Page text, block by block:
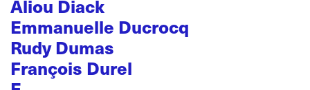
Aliou Diack
Emmanuelle Ducrocq
Rudy Dumas
François Durel